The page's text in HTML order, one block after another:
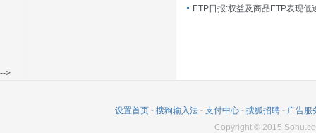
-->
设置首页 - 搜狗输入法 - 支付中心 - 搜狐招聘 - 广告服
Copyright© 2015